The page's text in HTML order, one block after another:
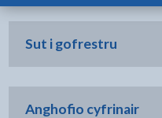
Sut i gofrestru
Anghofio cyfrinair